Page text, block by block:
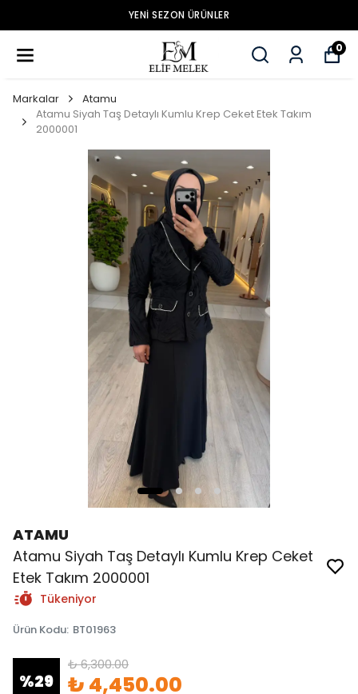
YENİ SEZON ÜRÜNLER
0
Markalar
Atamu
Atamu Siyah Taş Detaylı Kumlu Krep Ceket Etek Takım
2000001
ATAMU
Atamu Siyah Taş Detaylı Kumlu Krep Ceket
Etek Takım 2000001
Tükeniyor
Ürün Kodu: BT01963
%29
₺ 6,300.00
₺ 4,450.00